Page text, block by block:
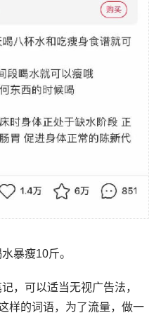
暴瘦10斤。
，可以适当无视广告法，
样的词语，为了流量，做一